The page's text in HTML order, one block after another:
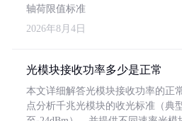
轴荷限值标准
2026年8月4日
光模块接收功率多少是正常
本文详细解答光模块接收功率的正
点分析千兆光模块的收光标准（典